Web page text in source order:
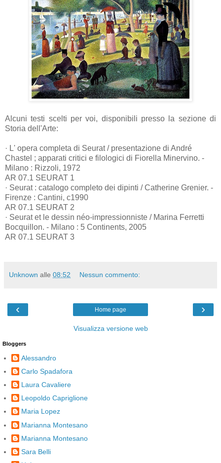
Alcuni testi scelti per voi, disponibili presso la sezione di
Storia dell'Arte:
· L' opera completa di Seurat / presentazione di André
Chastel ; apparati critici e filologici di Fiorella Minervino. -
Milano : Rizzoli, 1972
AR 07.1 SEURAT 1
· Seurat : catalogo completo dei dipinti / Catherine Grenier. -
Firenze : Cantini, c1990
AR 07.1 SEURAT 2
· Seurat et le dessin néo-impressionniste / Marina Ferretti
Bocquillon. - Milano : 5 Continents, 2005
AR 07.1 SEURAT 3
Unknown alle 08:52 Nessun commento:
‹ ›
Home page
Visualizza versione web
Bloggers
Alessandro
Carlo Spadafora
Laura Cavaliere
Leopoldo Capriglione
Maria Lopez
Marianna Montesano
Marianna Montesano
Sara Belli